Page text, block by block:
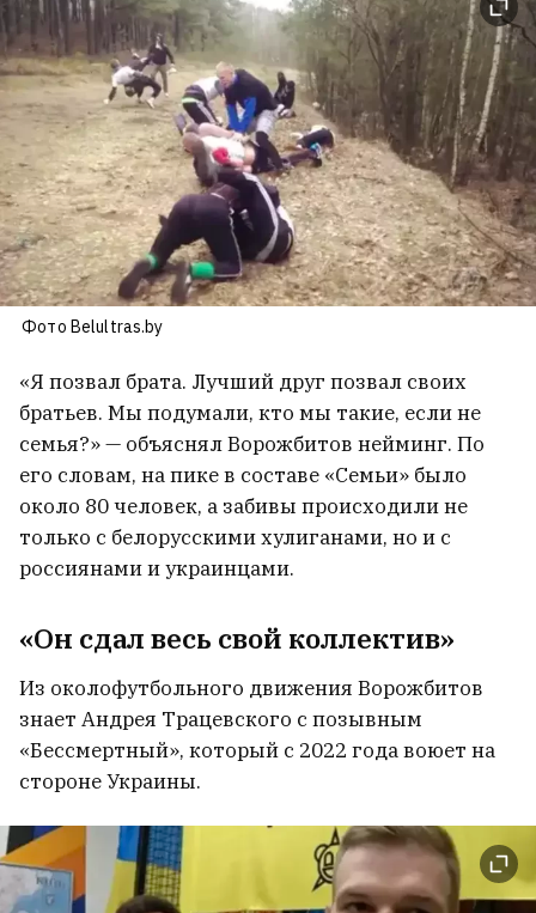
Фото Belultras.by
«Я позвал брата. Лучший друг позвал своих
братьев. Мы подумали, кто мы такие, если не
семья?» — объяснял Ворожбитов нейминг. По
его словам, на пике в составе «Семьи» было
около 80 человек, а забивы происходили не
только с белорусскими хулиганами, но и с
россиянами и украинцами.
«Он сдал весь свой коллектив»
Из околофутбольного движения Ворожбитов
знает Андрея Трацевского с позывным
«Бессмертный», который с 2022 года воюет на
стороне Украины.